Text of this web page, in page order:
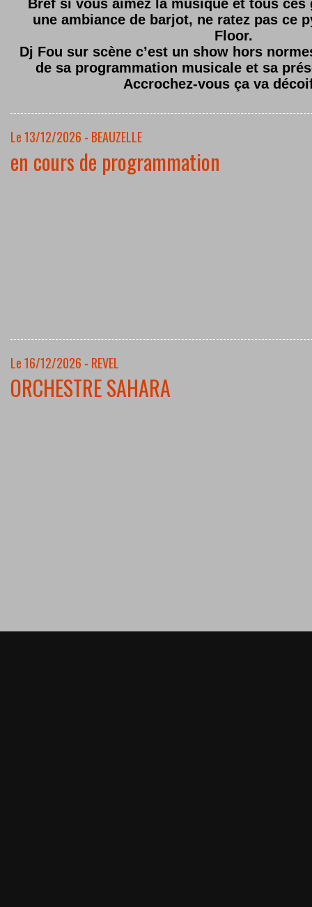
Bref si vous aimez la musique et tous ces
une ambiance de barjot, ne ratez pas ce
Floor.
Dj Fou sur scène c’est un show hors
de sa programmation musicale et sa
Accrochez-vous ça va
Le 13/12/2026 - BEAUZELLE
en cours de programmation
Le 16/12/2026 - REVEL
ORCHESTRE SAHARA